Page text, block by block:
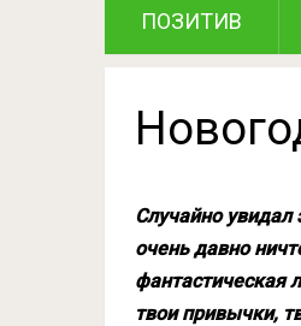
ПОЗИТИВ
Случайно увидал
очень давно
фантастическая
твои привычки,